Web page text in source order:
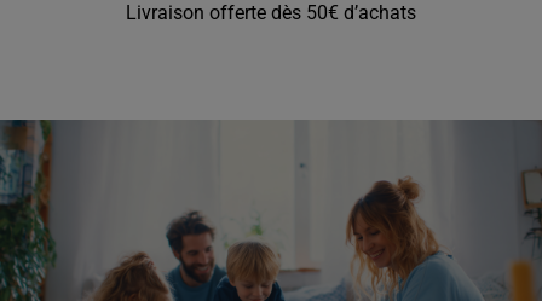
Livraison offerte dès 50€ d’achats